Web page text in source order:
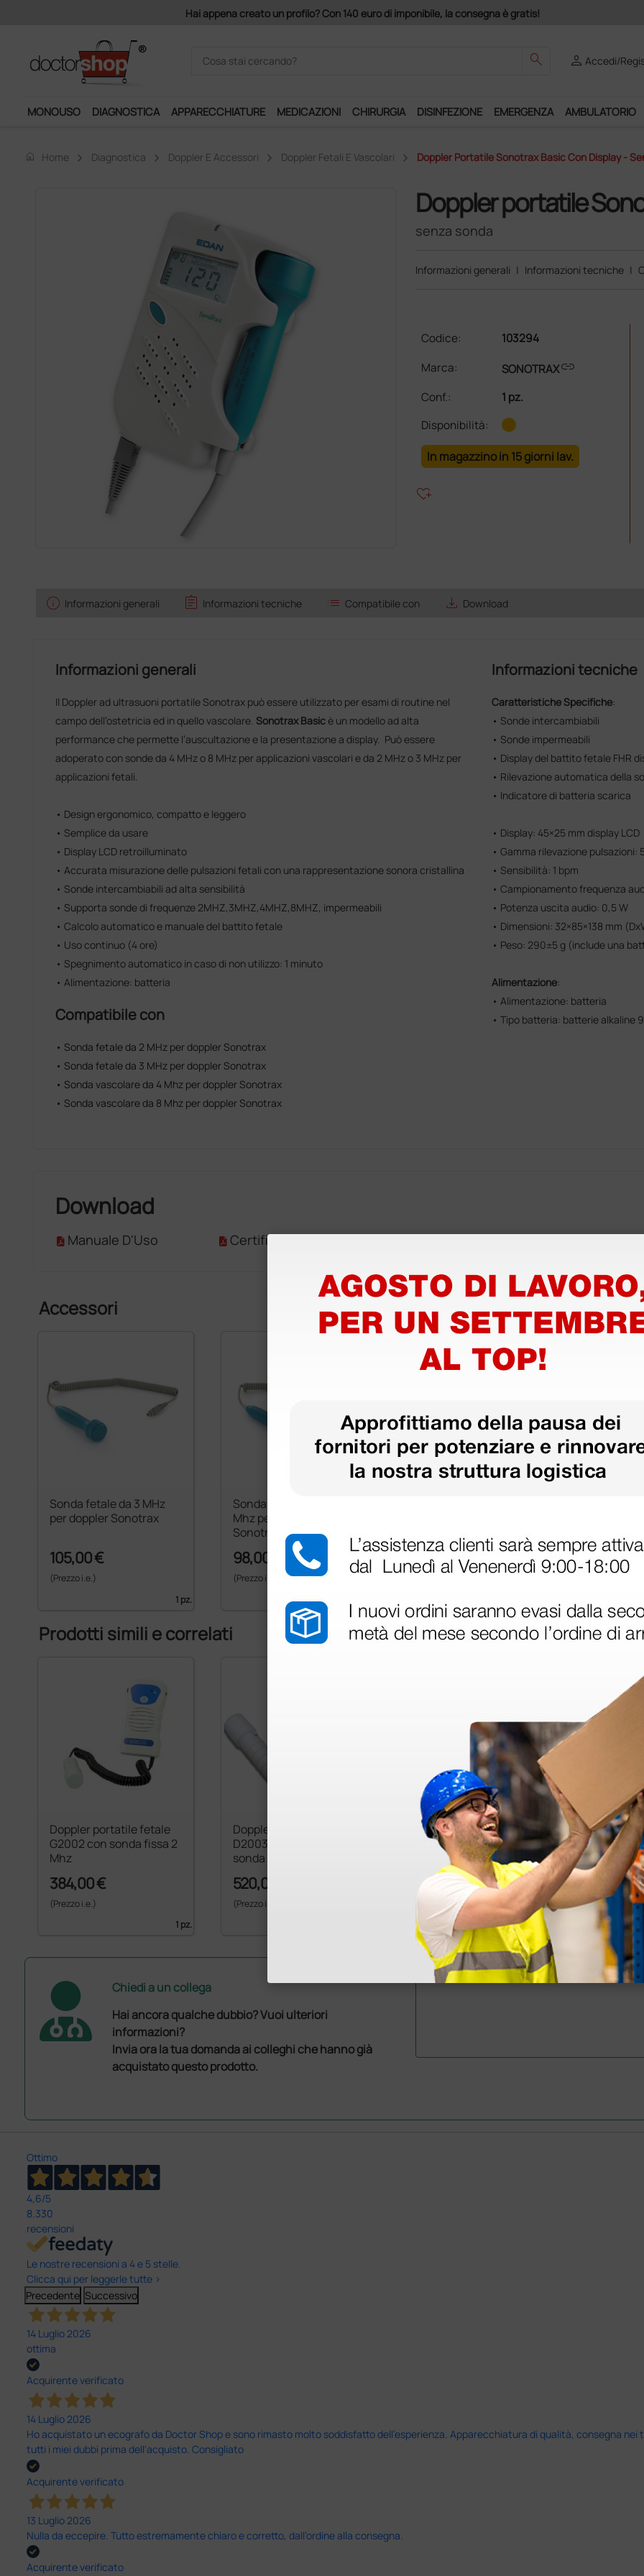
appena creato un profilo? Con 140 euro di imponibile, la consegna è gratis!
search personAccedi/
MONOUSO DIAGNOSTICA APPARECCHIATURE MEDICAZIONI CHIRURGIA DISINFEZIONE EMERGENZA AMBULATORIO
home Home Diagnostica Doppler E Accessori Doppler Fetali E Vascolari Doppler Portatile Sonotrax Basic Con Display -
Doppler portatile
senza sonda
Informazioni generali | Informazioni tecniche |
Codice:
103294
Marca:
SONOTRAXlink
Conf.:
1 pz.
Disponibilità:
In magazzino in 15 giorni lav.
heart_plus
info Informazioni generali assignment Informazioni tecniche list Compatibile con save_alt Download
Informazioni generali
Il Doppler ad ultrasuoni portatile Sonotrax può essere utilizzato per esami di routine nel
campo dell’ostetricia ed in quello vascolare. Sonotrax Basicè un modello ad alta
performance che permette l’auscultazione e la presentazione a display. Può essere
adoperato con sonde da 4 MHz o 8 MHz per applicazioni vascolari e da 2 MHz o 3 MHz per
applicazioni fetali.
• Design ergonomico, compatto e leggero
• Semplice da usare
• Display LCD retroilluminato
• Accurata misurazione delle pulsazioni fetali con una rappresentazione sonora cristallina
• Sonde intercambiabili ad alta sensibilità
• Supporta sonde di frequenze 2MHZ,3MHZ,4MHZ,8MHZ, impermeabili
• Calcolo automatico e manuale del battito fetale
• Uso continuo (4 ore)
• Spegnimento automatico in caso di non utilizzo: 1 minuto
• Alimentazione: batteria
Compatibile con
• Sonda fetale da 2 MHz per doppler Sonotrax
• Sonda fetale da 3 MHz per doppler Sonotrax
• Sonda vascolare da 4 Mhz per doppler Sonotrax
• Sonda vascolare da 8 Mhz per doppler Sonotrax
Informazioni tecniche
Caratteristiche Specifiche:
• Sonde intercambiabili
• Sonde impermeabili
• Display del battito fetale FHR
• Rilevazione automatica della
• Indicatore di batteria scarica
• Display: 45×25 mm display LCD
• Gamma rilevazione pulsazioni:
• Sensibilità: 1 bpm
• Campionamento frequenza
• Potenza uscita audio: 0,5 W
• Dimensioni: 32×85×138 mm
• Peso: 290±5 g (include una
Alimentazione:
• Alimentazione: batteria
• Tipo batteria: batterie alkaline
Download
Manuale D'Uso Certificato CE
Accessori
Sonda fetale da 3 MHz
per doppler Sonotrax
105,00 €
(Prezzo i.e.)
1 pz.
Sonda vascolare da 8
Mhz per doppler
Sonotrax
98,00 €
(Prezzo i.e.)
105,00 €
Prodotti simili e correlati
Doppler portatile fetale
G2002 con sonda fissa 2
Mhz
384,00 €
(Prezzo i.e.)
1 pz.
Doppler portatile fetale
D2003 con display e
sonda fissa da 2 Mhz
520,00 €
(Prezzo i.e.)
Doppler portatile fetale
D2005 immergibile con
display e sonda fissa da 2
Mhz
590,00 €
(Prezzo i.e.)
1 pz.
sonda
(Prezzo
Chiedi a un collega
Hai ancora qualche dubbio? Vuoi ulteriori
informazioni?
Invia ora la tua domanda ai colleghi che hanno già
acquistato questo prodotto.
Ottimo
4,6/5
8.330
recensioni
Le nostre recensioni a 4 e 5 stelle.
Clicca qui per leggerle tutte >
Precedente Successivo
14 Luglio 2026
ottima
Acquirente verificato
14 Luglio 2026
Ho acquistato un ecografo da Doctor Shop e sono rimasto molto soddisfatto dell'esperienza. Apparecchiatura di qualità, consegna
tutti i miei dubbi prima dell'acquisto. Consigliato
Acquirente verificato
13 Luglio 2026
Nulla da eccepire. Tutto estremamente chiaro e corretto, dall’ordine alla consegna.
Acquirente verificato